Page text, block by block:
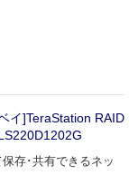
イ]TeraStation RAID
存･共有できるネッ